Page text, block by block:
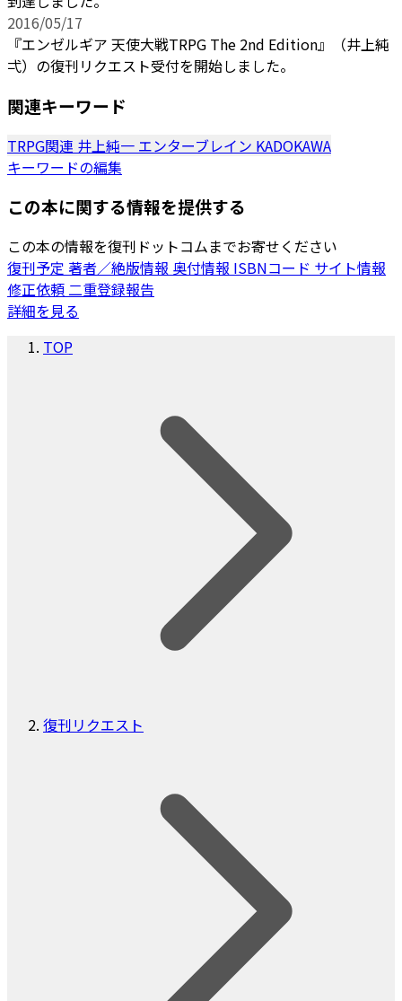
2016/05/17
『エンゼルギア 天使大戦TRPG The 2nd Edition』（井上純
弌）の復刊リクエスト受付を開始しました。
関連キーワード
TRPG関連 井上純一 エンターブレイン KADOKAWA
キーワードの編集
この本に関する情報を提供する
この本の情報を復刊ドットコムまでお寄せください
復刊予定 著者／絶版情報 奥付情報 ISBNコード サイト情報
修正依頼二重登録報告
詳細を見る
TOP
復刊リクエスト